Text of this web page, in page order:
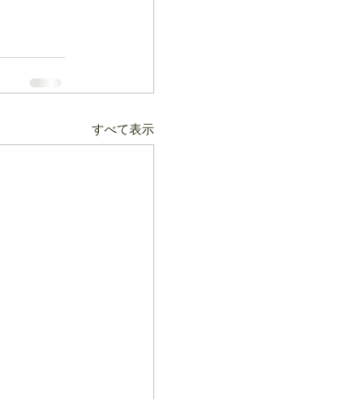
すべて表示